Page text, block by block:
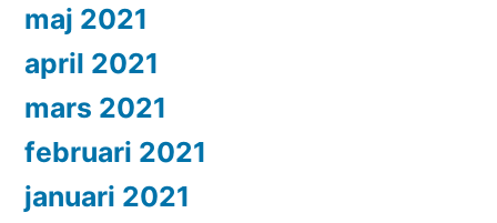
maj 2021
april 2021
mars 2021
februari 2021
januari 2021